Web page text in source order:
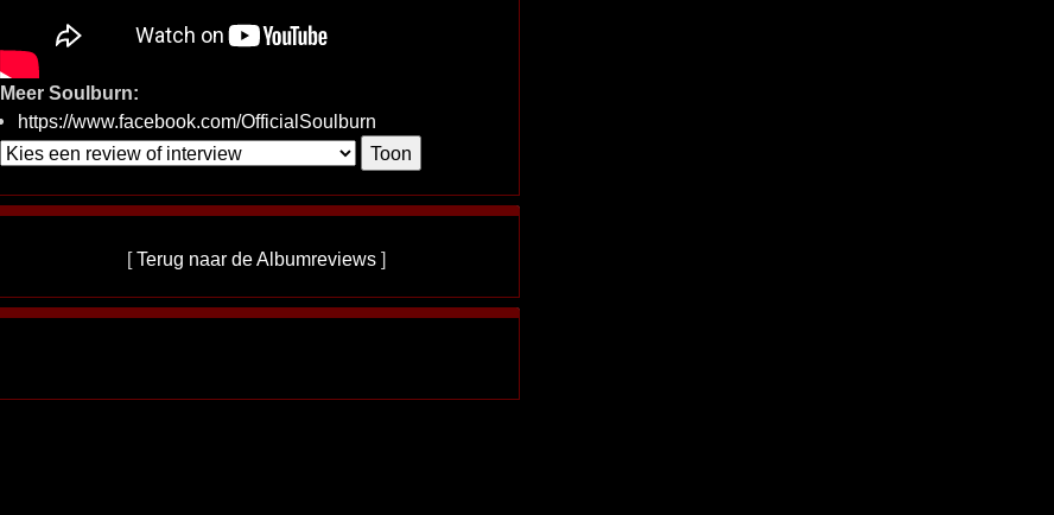
Meer Soulburn:
https://www.facebook.com/OfficialSoulburn
[Terug naar de Albumreviews ]